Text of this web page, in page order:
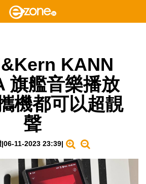
KANN
旗艦音樂播放
機都可以超靚
聲
|06-11-2023 23:39|